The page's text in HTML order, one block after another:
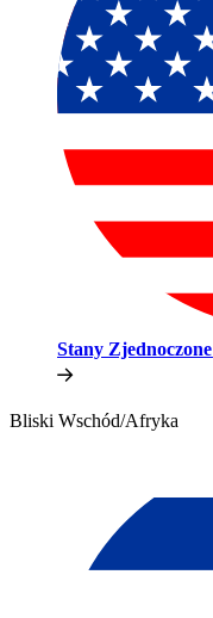
Stany Zjednoczone​​
Bliski Wschód/Afryka​​